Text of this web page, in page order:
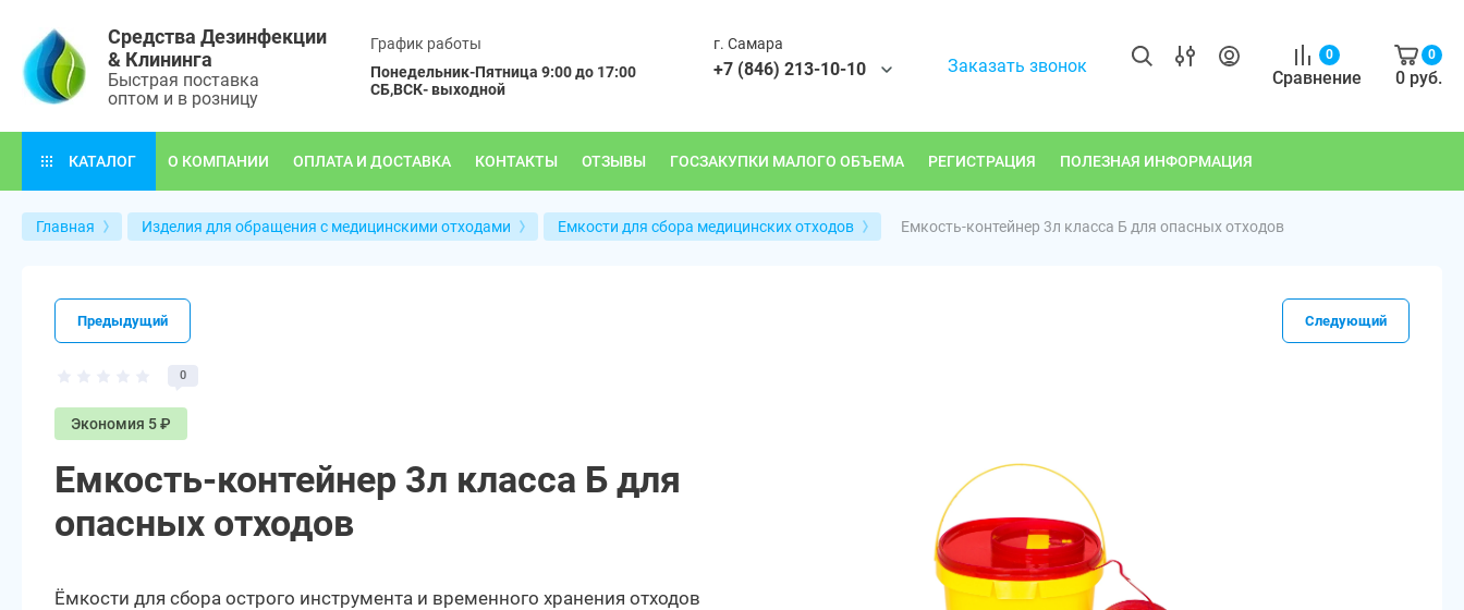
Средства Дезинфекции
& Клининга
Быстрая поставка
оптом и в розницу
График работы
Понедельник-Пятница 9:00 до 17:00
СБ,ВСК- выходной
г. Самара
+7 (846) 213-10-10 Заказать звонок
0
Сравнение
0
0 руб.
КАТАЛОГ О КОМПАНИИ ОПЛАТА И ДОСТАВКА КОНТАКТЫ ОТЗЫВЫ ГОСЗАКУПКИ МАЛОГО ОБЪЕМА РЕГИСТРАЦИЯ ПОЛЕЗНАЯ ИНФОРМАЦИЯ
Главная Изделия для обращения с медицинскими отходами Емкости для сбора медицинских отходов Емкость-контейнер 3л класса Б для опасных отходов
Предыдущий Следующий
0
Экономия 5 ₽
Емкость-контейнер 3л класса Б для
опасных отходов
Ёмкости для сбора острого инструмента и временного хранения отходов